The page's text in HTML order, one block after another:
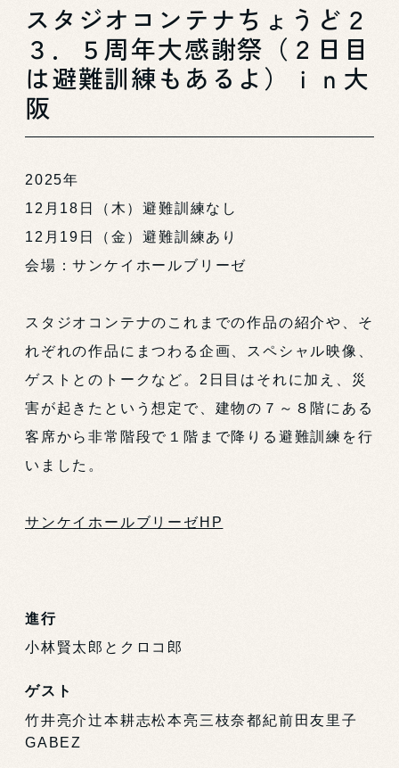
スタジオコンテナちょうど２
３．５周年大感謝祭（２日目
は避難訓練もあるよ）ｉｎ大
阪
2025年
12月18日（木）避難訓練なし
12月19日（金）避難訓練あり
会場：サンケイホールブリーゼ
スタジオコンテナのこれまでの作品の紹介や、そ
れぞれの作品にまつわる企画、スペシャル映像、
ゲストとのトークなど。2日目はそれに加え、災
害が起きたという想定で、建物の７～８階にある
客席から非常階段で１階まで降りる避難訓練を行
いました。
サンケイホールブリーゼHP
進行
小林賢太郎とクロコ郎
ゲスト
竹井亮介辻本耕志松本亮三枝奈都紀前田友里子
GABEZ